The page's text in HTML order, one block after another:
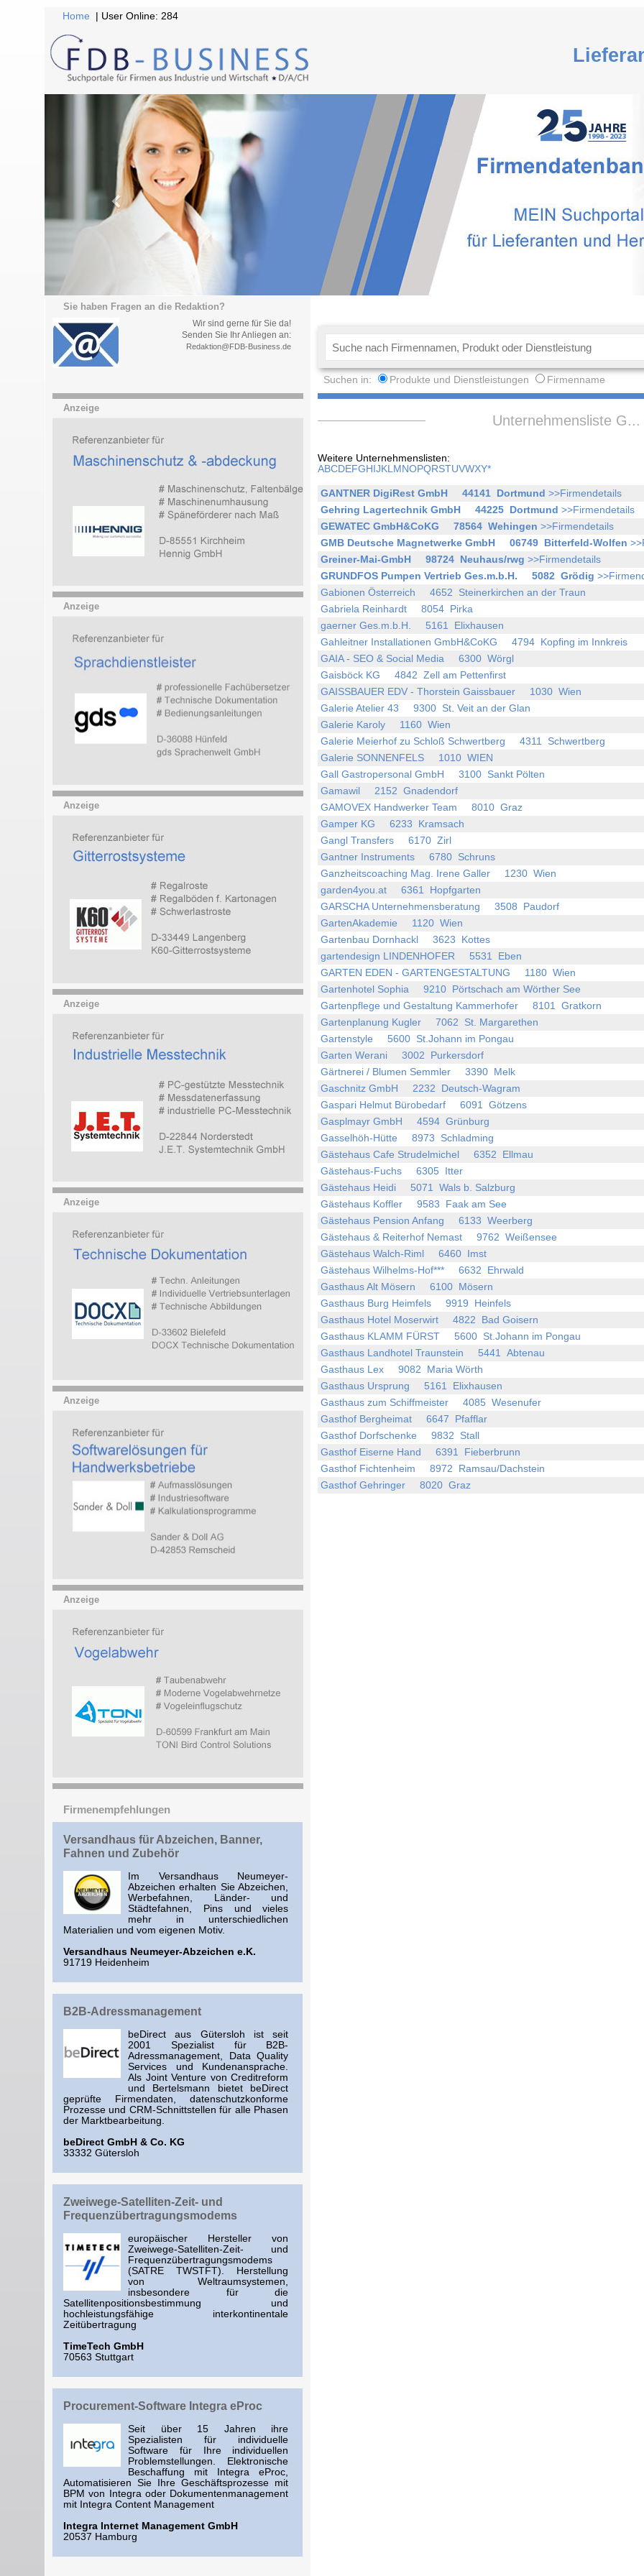
Home | User Online: 284
Sie haben Fragen an die Redaktion?
Wir sind gerne für Sie da!
Senden Sie Ihr Anliegen an:
Redaktion@FDB-Business.de
Suchen in: Produkte und Dienstleistungen Firmenname
Anzeige
Anzeige
Anzeige
Anzeige
Anzeige
Anzeige
Anzeige
Firmenempfehlungen
Versandhaus für Abzeichen, Banner,
Fahnen und Zubehör
Im Versandhaus Neumeyer-
Abzeichen erhalten Sie Abzeichen,
Werbefahnen, Länder- und
Städtefahnen, Pins und vieles
mehr in unterschiedlichen
Materialien und vom eigenen Motiv.
Versandhaus Neumeyer-Abzeichen e.K.
91719 Heidenheim
B2B-Adressmanagement
beDirect aus Gütersloh ist seit
2001 Spezialist für B2B-
Adressmanagement, Data Quality
Services und Kundenansprache.
Als Joint Venture von Creditreform
und Bertelsmann bietet beDirect
geprüfte Firmendaten, datenschutzkonforme
Prozesse und CRM-Schnittstellen für alle Phasen
der Marktbearbeitung.
beDirect GmbH & Co. KG
33332 Gütersloh
Zweiwege-Satelliten-Zeit- und
Frequenzübertragungsmodems
europäischer Hersteller von
Zweiwege-Satelliten-Zeit- und
Frequenzübertragungsmodems
(SATRE TWSTFT). Herstellung
von Weltraumsystemen,
insbesondere für die
Satellitenpositionsbestimmung und
hochleistungsfähige interkontinentale
Zeitübertragung
TimeTech GmbH
70563 Stuttgart
Procurement-Software Integra eProc
Seit über 15 Jahren ihre
Spezialisten für individuelle
Software für Ihre individuellen
Problemstellungen. Elektronische
Beschaffung mit Integra eProc,
Automatisieren Sie Ihre Geschäftsprozesse mit
BPM von Integra oder Dokumentenmanagement
mit Integra Content Management
Integra Internet Management GmbH
20537 Hamburg
Unternehmensliste
Weitere Unternehmenslisten:
ABCDEFG H IJ KLM NOPQRSTUVWXY*
GANTNER DigiRest GmbH 44141 Dortmund >>Firmendetails
Gehring Lagertechnik GmbH 44225 Dortmund >>Firmendetails
GEWATEC GmbH&CoKG 78564 Wehingen >>Firmendetails
GMB Deutsche Magnetwerke GmbH 06749 Bitterfeld-Wolfen
Greiner-Mai-GmbH 98724 Neuhaus/rwg >>Firmendetails
GRUNDFOS Pumpen Vertrieb Ges.m.b.H. 5082 Grödig
Gabionen Österreich 4652 Steinerkirchen an der Traun
Gabriela Reinhardt 8054 Pirka
gaerner Ges.m.b.H. 5161 Elixhausen
Gahleitner Installationen GmbH&CoKG 4794 Kopfing im Innkreis
GAIA - SEO & Social Media 6300 Wörgl
Gaisböck KG 4842 Zell am Pettenfirst
GAISSBAUER EDV - Thorstein Gaissbauer 1030 Wien
Galerie Atelier 43 9300 St. Veit an der Glan
Galerie Karoly 1160 Wien
Galerie Meierhof zu Schloß Schwertberg 4311 Schwertberg
Galerie SONNENFELS 1010 WIEN
Gall Gastropersonal GmbH 3100 Sankt Pölten
Gamawil 2152 Gnadendorf
GAMOVEX Handwerker Team 8010 Graz
Gamper KG 6233 Kramsach
Gangl Transfers 6170 Zirl
Gantner Instruments 6780 Schruns
Ganzheitscoaching Mag. Irene Galler 1230 Wien
garden4you.at 6361 Hopfgarten
GARSCHA Unternehmensberatung 3508 Paudorf
GartenAkademie 1120 Wien
Gartenbau Dornhackl 3623 Kottes
gartendesign LINDENHOFER 5531 Eben
GARTEN EDEN - GARTENGESTALTUNG 1180 Wien
Gartenhotel Sophia 9210 Pörtschach am Wörther See
Gartenpflege und Gestaltung Kammerhofer 8101 Gratkorn
Gartenplanung Kugler 7062 St. Margarethen
Gartenstyle 5600 St.Johann im Pongau
Garten Werani 3002 Purkersdorf
Gärtnerei / Blumen Semmler 3390 Melk
Gaschnitz GmbH 2232 Deutsch-Wagram
Gaspari Helmut Bürobedarf 6091 Götzens
Gasplmayr GmbH 4594 Grünburg
Gasselhöh-Hütte 8973 Schladming
Gästehaus Cafe Strudelmichel 6352 Ellmau
Gästehaus-Fuchs 6305 Itter
Gästehaus Heidi 5071 Wals b. Salzburg
Gästehaus Koffler 9583 Faak am See
Gästehaus Pension Anfang 6133 Weerberg
Gästehaus & Reiterhof Nemast 9762 Weißensee
Gästehaus Walch-Riml 6460 Imst
Gästehaus Wilhelms-Hof*** 6632 Ehrwald
Gasthaus Alt Mösern 6100 Mösern
Gasthaus Burg Heimfels 9919 Heinfels
Gasthaus Hotel Moserwirt 4822 Bad Goisern
Gasthaus KLAMM FÜRST 5600 St.Johann im Pongau
Gasthaus Landhotel Traunstein 5441 Abtenau
Gasthaus Lex 9082 Maria Wörth
Gasthaus Ursprung 5161 Elixhausen
Gasthaus zum Schiffmeister 4085 Wesenufer
Gasthof Bergheimat 6647 Pfafflar
Gasthof Dorfschenke 9832 Stall
Gasthof Eiserne Hand 6391 Fieberbrunn
Gasthof Fichtenheim 8972 Ramsau/Dachstein
Gasthof Gehringer 8020 Graz